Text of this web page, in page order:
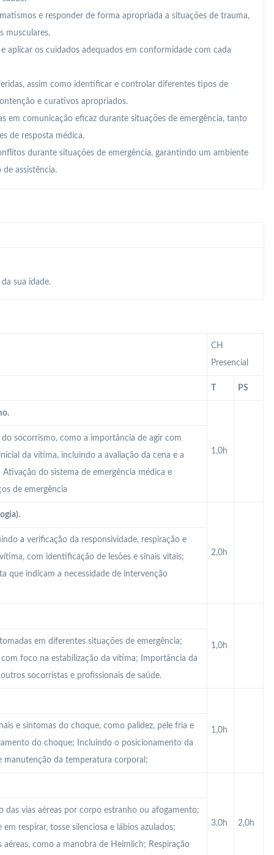
e responder de forma apropriada a situações de trauma,
musculares.
aplicar os cuidados adequados em conformidade com cada
assim como identificar e controlar diferentes tipos de
e curativos apropriados.
em comunicação eficaz durante situações de emergência, tanto
de resposta médica.
durante situações de emergência, garantindo um ambiente
assistência.
sua idade.
CH
Presencial
PS
1,0h
socorrismo, como a importância de agir com
da vítima, incluindo a avaliação da cena e a
do sistema de emergência médica e
de emergência
2,0h
a verificação da responsividade, respiração e
com identificação de lesões e sinais vitais;
que indicam a necessidade de intervenção
1,0h
em diferentes situações de emergência;
foco na estabilização da vítima; Importância da
socorristas e profissionais de saúde.
1,0h
e sintomas do choque, como palidez, pele fria e
do choque; Incluindo o posicionamento da
manutenção da temperatura corporal;
3,0h 2,0h
das vias aéreas por corpo estranho ou afogamento;
respirar, tosse silenciosa e lábios azulados;
aéreas, como a manobra de Heimlich; Respiração